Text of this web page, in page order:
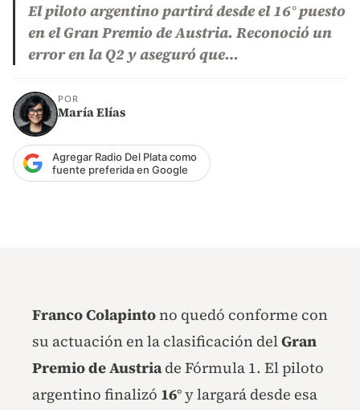
El piloto argentino partirá desde el 16° puesto
en el Gran Premio de Austria. Reconoció un
error en la Q2 y aseguró que…
POR
María Elías
Agregar Radio Del Plata como
fuente preferida en Google
Franco Colapintono quedó conforme con
su actuación en la clasificación delGran
Premio de Austriade Fórmula 1. El piloto
argentino finalizó 16°y largará desde esa